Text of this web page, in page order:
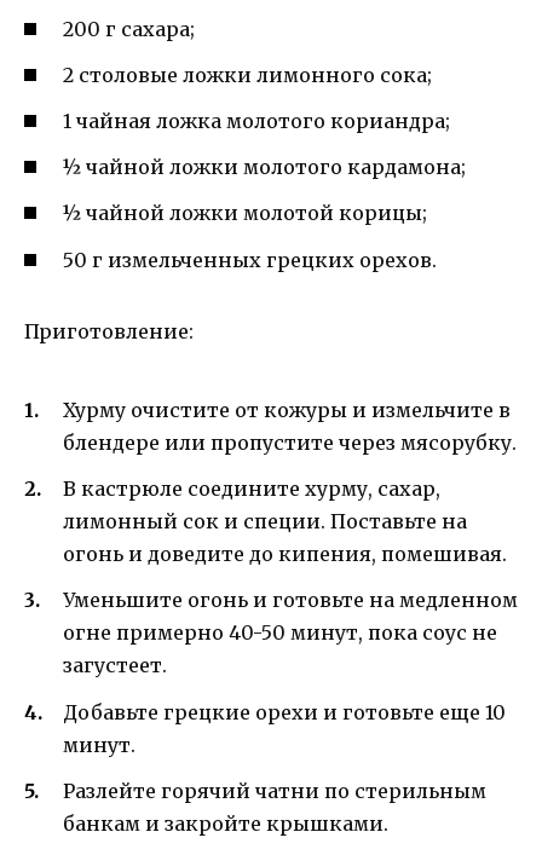
200 г сахара;
2 столовые ложки лимонного сока;
1 чайная ложка молотого кориандра;
½ чайной ложки молотого кардамона;
½ чайной ложки молотой корицы;
50 г измельченных грецких орехов.
Приготовление:
Хурму очистите от кожуры и измельчите в
блендере или пропустите через мясорубку.
В кастрюле соедините хурму, сахар,
лимонный сок и специи. Поставьте на
огонь и доведите до кипения, помешивая.
Уменьшите огонь и готовьте на медленном
огне примерно 40-50 минут, пока соус не
загустеет.
Добавьте грецкие орехи и готовьте еще 10
минут.
Разлейте горячий чатни по стерильным
банкам и закройте крышками.